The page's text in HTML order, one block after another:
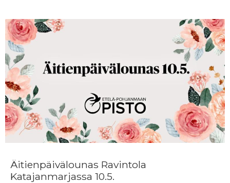
Äitienpäivälounas Ravintola
Katajanmarjassa 10.5.